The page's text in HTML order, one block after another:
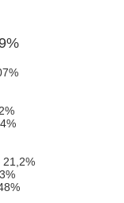
21,2%